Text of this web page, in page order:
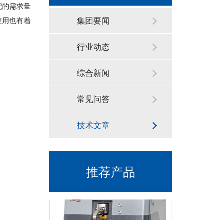
需求量
也有着
集团要闻
行业动态
综合新闻
常见问答
技术文章
推荐产品
直读光谱仪 直读光谱分析仪 LAB S
新品速递 | 德国斯派克推出新一代 SPECTRO xSORT XHH04